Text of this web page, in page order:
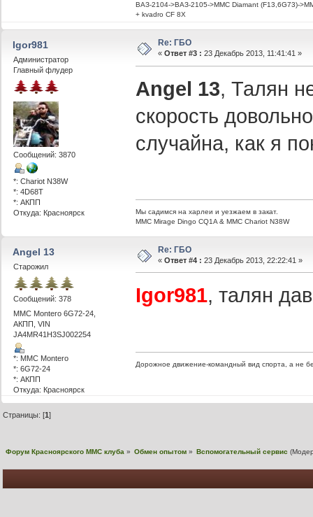
ВАЗ-2104->ВАЗ-2105->MMC Diamant (F13,6G73)-
+ kvadro CF 8X
Igor981
Администратор
Главный флудер
Сообщений: 3870
*: Chariot N38W
*: 4D68T
*: АКПП
Откуда: Красноярск
Re: ГБО
« Ответ #3 : 23 Декабрь 2013, 11:41:41 »
Angel 13, Талян
скорость
случайна, как я
Мы садимся на харлеи и уезжаем в закат.
ММС Mirage Dingo CQ1A & MMC Chariot N38W
Angel 13
Старожил
Сообщений: 378
MMC Montero 6G72-24,
АКПП, VIN
JA4MR41H3SJ002254
*: MMC Montero
*: 6G72-24
*: АКПП
Откуда: Красноярск
Re: ГБО
« Ответ #4 : 23 Декабрь 2013, 22:22:41 »
Igor981, талян
Дорожное движение-командный вид спорта, а не
Страницы: [1]
Форум Красноярского MMC клуба » Обмен опытом » Вспомогательный сервис